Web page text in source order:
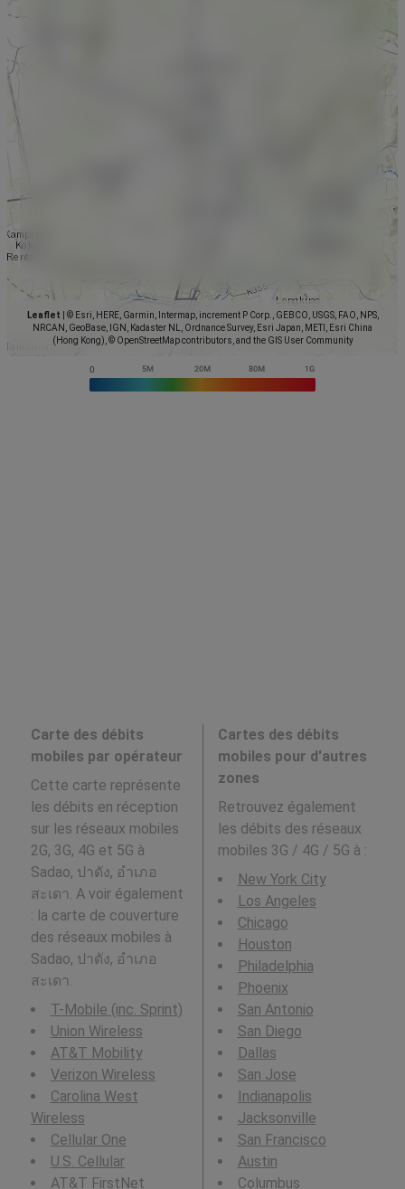
Leaflet
© Esri, HERE, Garmin, Intermap, increment P Corp., GEBCO, USGS, FAO, NPS,
NRCAN, GeoBase, IGN, Kadaster NL, Ordnance Survey, Esri Japan, METI, Esri China
(Hong Kong), © OpenStreetMap contributors, and the GIS User Community
Carte des débits
mobiles par opérateur
Cette carte représente
les débits en réception
sur les réseaux mobiles
2G, 3G, 4G et 5G à
Sadao, ปาดัง, อำเภอ
สะเดา. A voir également
: la carte de couverture
des réseaux mobiles à
Sadao, ปาดัง, อำเภอ
สะเดา.
T-Mobile (inc. Sprint)
Union Wireless
AT&T Mobility
Verizon Wireless
Carolina West
Wireless
Cellular One
U.S. Cellular
AT&T FirstNet
Cartes des débits
mobiles pour d'autres
zones
Retrouvez également
les débits des réseaux
mobiles 3G / 4G / 5G à :
New York City
Los Angeles
Chicago
Houston
Philadelphia
Phoenix
San Antonio
San Diego
Dallas
San Jose
Indianapolis
Jacksonville
San Francisco
Austin
Columbus